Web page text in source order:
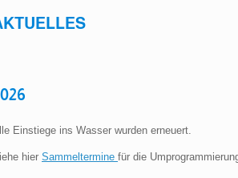
Einstiege ins Wasser wurden erneuert.
hier Sammeltermine für die